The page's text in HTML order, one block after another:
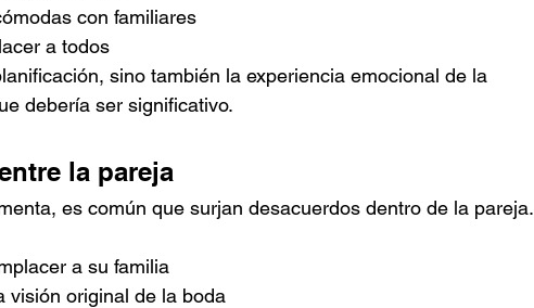
con familiares
a todos
sino también la experiencia emocional de la
debería ser significativo.
la pareja
es común que surjan desacuerdos dentro de la pareja.
a su familia
visión original de la boda